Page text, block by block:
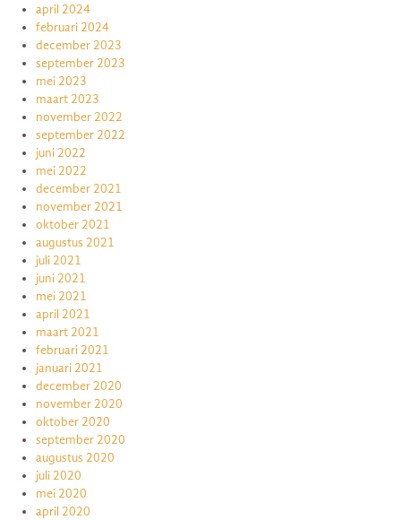
april 2024
februari 2024
december 2023
september 2023
mei 2023
maart 2023
november 2022
september 2022
juni 2022
mei 2022
december 2021
november 2021
oktober 2021
augustus 2021
juli 2021
juni 2021
mei 2021
april 2021
maart 2021
februari 2021
januari 2021
december 2020
november 2020
oktober 2020
september 2020
augustus 2020
juli 2020
mei 2020
april 2020